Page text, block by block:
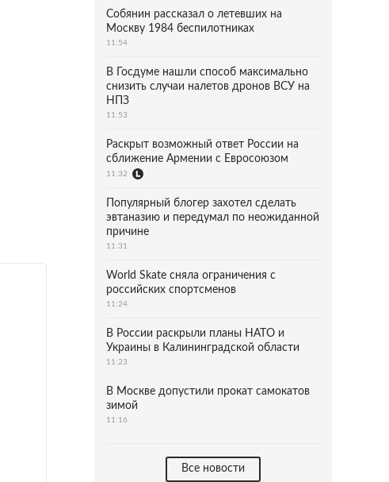
Собянин рассказал о летевших на
Москву 1984 беспилотниках
11:54
В Госдуме нашли способ максимально
снизить случаи налетов дронов ВСУ на
НПЗ
11:53
Раскрыт возможный ответ России на
сближение Армении с Евросоюзом
11:32
Популярный блогер захотел сделать
эвтаназию и передумал по неожиданной
причине
11:31
World Skate сняла ограничения с
российских спортсменов
11:24
В России раскрыли планы НАТО и
Украины в Калининградской области
11:23
В Москве допустили прокат самокатов
зимой
11:16
Все новости